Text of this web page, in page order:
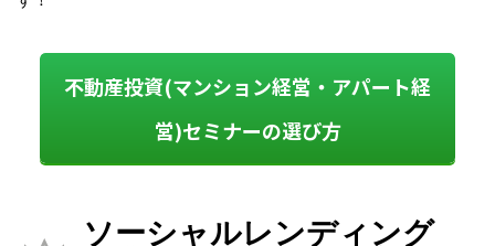
不動産投資(マンション経営・アパート経
営)セミナーの選び方
ソーシャルレンディング